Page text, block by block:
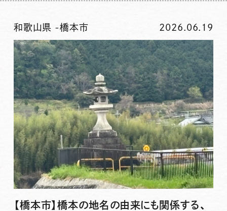
和歌山県 -橋本市 2026.06.19
【橋本市】橋本の地名の由来にも関係する、